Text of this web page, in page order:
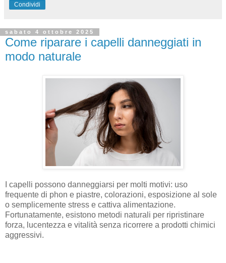
Condividi
sabato 4 ottobre 2025
Come riparare i capelli danneggiati in
modo naturale
I capelli possono danneggiarsi per molti motivi: uso
frequente di phon e piastre, colorazioni, esposizione al sole
o semplicemente stress e cattiva alimentazione.
Fortunatamente, esistono metodi naturali per ripristinare
forza, lucentezza e vitalità senza ricorrere a prodotti chimici
aggressivi.